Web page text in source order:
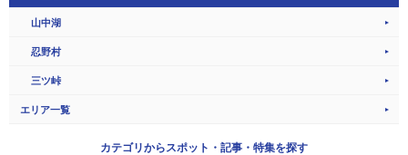
山中湖
忍野村
三ツ峠
エリア一覧
カテゴリからスポット・記事・特集を探す